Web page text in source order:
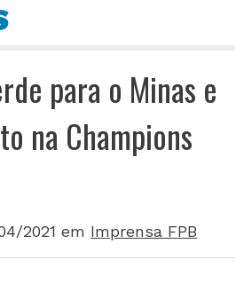
para o Minas e
na Champions
2021 em Imprensa FPB